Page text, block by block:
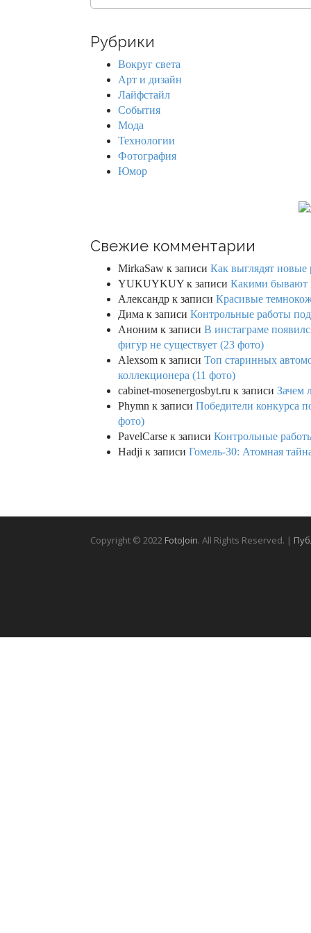
e
c
Рубрики
Вокруг света
Арт и дизайн
Лайфстайл
События
Мода
Технологии
Фотография
Юмор
Свежие комментарии
MirkaSaw к записи Как выглядят новые
YUKUYKUY к записи Какими бывают
Александр к записи Красивые
Дима к записи Контрольные работы
Аноним к записи В инстаграме
фигур не существует (23 фото)
Alexsom к записи Топ старинных
коллекционера (11 фото)
cabinet-mosenergosbyt.ru к записи Зачем
Phymn к записи Победители конкурса
фото)
PavelCarse к записи Контрольные
Hadji к записи Гомель-30: Атомная
Copyright © 2022 FotoJoin. All Rights Reserved. |